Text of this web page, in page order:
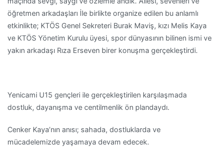
öğretmen arkadaşları İle birlikte organize edilen bu anlamlı
etkinlikte; KTÖS Genel Sekreteri Burak Maviş, kızı Melis Kaya
ve KTÖS Yönetim Kurulu üyesi, spor dünyasının bilinen ismi ve
yakın arkadaşı Rıza Erseven birer konuşma gerçekleştirdi.
Yenicami U15 gençleri ile gerçekleştirilen karşılaşmada
dostluk, dayanışma ve centilmenlik ön plandaydı.
Cenker Kaya’nın anısı; sahada, dostluklarda ve
mücadelemizde yaşamaya devam edecek.